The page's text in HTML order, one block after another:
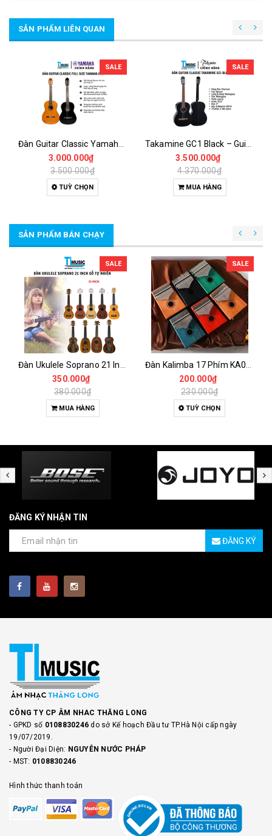
SẢN PHẨM LIÊN QUAN
SALE
3.000.000₫
3.500.000₫
TUỲ CHỌN
SALE
3.500.000₫
4.370.000₫
MUA HÀNG
SẢN PHẨM BÁN CHẠY
SALE
350.000₫
380.000₫
MUA HÀNG
SALE
200.000₫
230.000₫
TUỲ CHỌN
ĐĂNG KÝ NHẬN TIN
ĐĂNG KÝ
CÔNG TY CP ÂM NHAC THĂNG LONG
- GPKD số 0108830246do sở Kế hoạch Đầu tư TP.Hà Nội cấp ngày
19/07/2019.
- Người Đại Diện: NGUYỄN NƯỚC PHÁP
- MST: 0108830246
Hình thức thanh toán